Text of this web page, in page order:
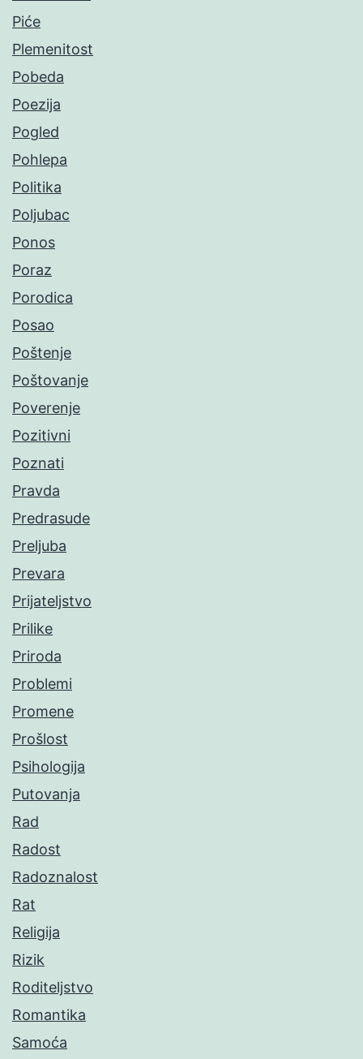
Piće
Plemenitost
Pobeda
Poezija
Pogled
Pohlepa
Politika
Poljubac
Ponos
Poraz
Porodica
Posao
Poštenje
Poštovanje
Poverenje
Pozitivni
Poznati
Pravda
Predrasude
Preljuba
Prevara
Prijateljstvo
Prilike
Priroda
Problemi
Promene
Prošlost
Psihologija
Putovanja
Rad
Radost
Radoznalost
Rat
Religija
Rizik
Roditeljstvo
Romantika
Samoća